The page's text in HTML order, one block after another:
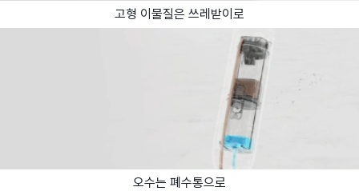
고형 이물질은 쓰레받이로
오수는 폐수통으로